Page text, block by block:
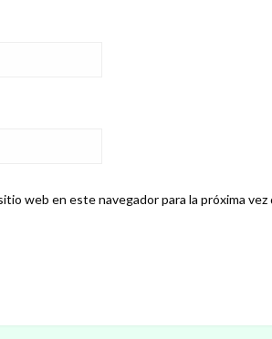
web en este navegador para la próxima